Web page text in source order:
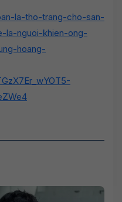
la-tho-trang-cho-san-
la-nguoi-khien-ong-
hoang-